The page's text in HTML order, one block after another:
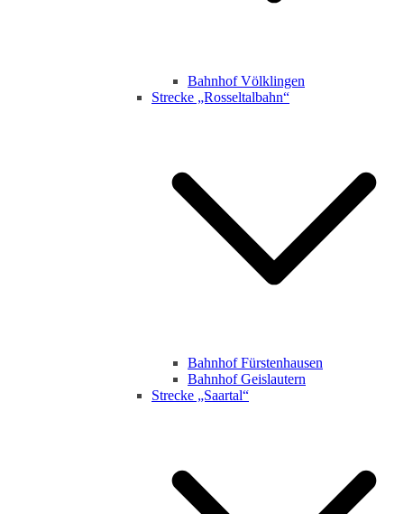
Bahnhof Völklingen
Strecke „Rosseltalbahn“
Bahnhof Fürstenhausen
Bahnhof Geislautern
Strecke „Saartal“